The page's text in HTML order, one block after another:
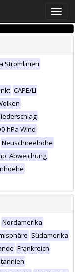
Toggle
Stromlinien
CAPE/LI
hPa Wind
Neuschneehöhe
Abweichung
Nordamerika
Südamerika
Frankreich